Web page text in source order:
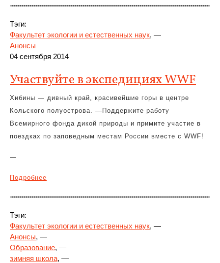
Тэги:
Факультет экологии и естественных наук, —
Анонсы
04 сентября 2014
Участвуйте в экспедициях WWF
Хибины — дивный край, красивейшие горы в центре
Кольского полуострова. — Поддержите работу
Всемирного фонда дикой природы и примите участие в
поездках по заповедным местам России вместе с WWF!
—
Подробнее
Тэги:
Факультет экологии и естественных наук, —
Анонсы, —
Образование, —
зимняя школа, —